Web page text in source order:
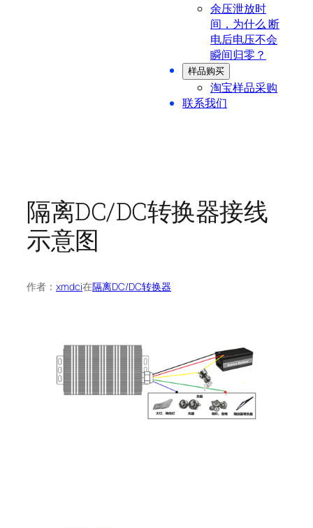
余压泄放时
间，为什么 断
电后电压不会
瞬间归零？
样品购买
淘宝样品采购
联系我们
隔离DC/DC转换器接线
示意图
作者： xmdci在隔离DC/DC转换器